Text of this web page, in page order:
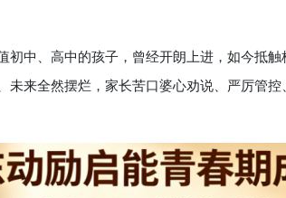
中、高中的孩子，曾经开朗上进，如今抵触
未来全然摆烂，家长苦口婆心劝说、严厉管